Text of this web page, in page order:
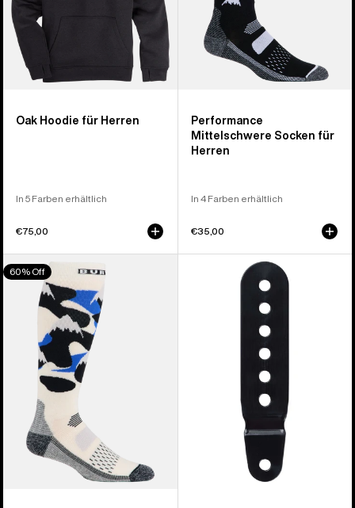
Oak Hoodie für Herren
In 5 Farben erhältlich
€75,00
Performance
Mittelschwere Socken für
Herren
In 4 Farben erhältlich
€35,00
Burton
Performance
Midweight
Herren
60% Off
Snowboardbindungen